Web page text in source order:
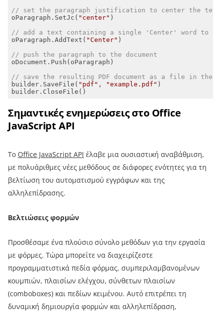
// set the paragraph justification to center the text
oParagraph.SetJc( "center"
// add a text containing a single 'Center' word to
oParagraph.AddText( "Center"
// push the paragraph to the document
// save the resulting PDF document as a file in the
builder.SaveFile( "pdf" , "example.pdf"
builder.CloseFile()
Σημαντικές ενημερώσεις στο Office
JavaScript API
Το Office JavaScript API έλαβε μια ουσιαστική αναβάθμιση,
με πολυάριθμες νέες μεθόδους σε διάφορες ενότητες για τη
βελτίωση του αυτοματισμού εγγράφων και της
αλληλεπίδρασης.
Βελτιώσεις φορμών
Προσθέσαμε ένα πλούσιο σύνολο μεθόδων για την εργασία
με φόρμες. Τώρα μπορείτε να διαχειρίζεστε
προγραμματιστικά πεδία φόρμας, συμπεριλαμβανομένων
κουμπιών, πλαισίων ελέγχου, σύνθετων πλαισίων
(comboboxes) και πεδίων κειμένου. Αυτό επιτρέπει τη
δυναμική δημιουργία φορμών και αλληλεπίδραση,